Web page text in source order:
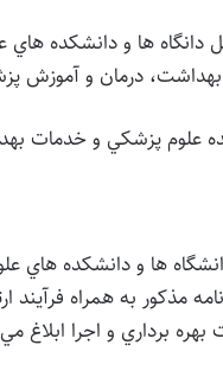
ها و دانشكده هاي
علوم پزشكي و خدمات
ها و دانشكده هاي
آيين نامه مذكور به همراه
برداري و اجرا ابلاغ